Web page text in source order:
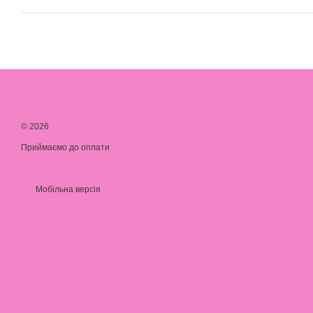
© 2026
Приймаємо до оплати
Мобільна версія